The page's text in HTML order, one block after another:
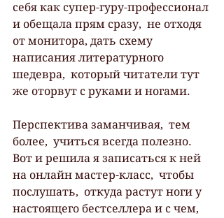
себя как супер-гуру-профессионал
и обещала прям сразу,  не отходя
от монитора, дать схему
написания литературного
шедевра,  который читатели тут
же оторвут с руками и ногами.
Перспектива заманчивая,  тем
более,  учиться всегда полезно.
Вот и решила я записаться к ней
на онлайн мастер-класс,  чтобы
послушать,  откуда растут ноги у
настоящего бестселлера и с чем,